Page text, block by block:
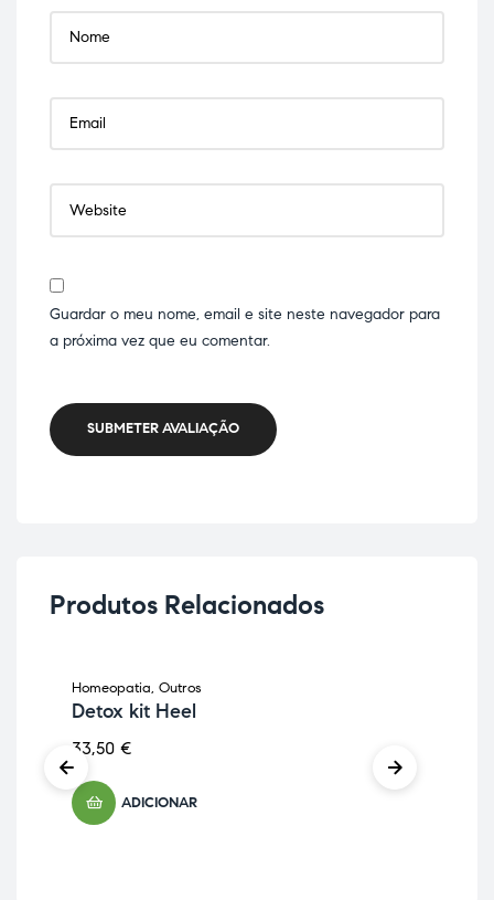
Guardar o meu nome, email e site neste navegador para
a próxima vez que eu comentar.
SUBMETER AVALIAÇÃO
Produtos Relacionados
Homeopatia, Outros
Detox kit Heel
33,50 €
ADICIONAR